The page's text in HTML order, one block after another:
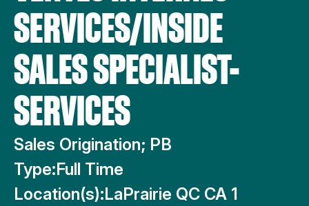
SERVICES/INSIDE
SALES SPECIALIST-
SERVICES
Sales Origination; PB
Type:Full Time
Location(s):LaPrairie QC CA 1